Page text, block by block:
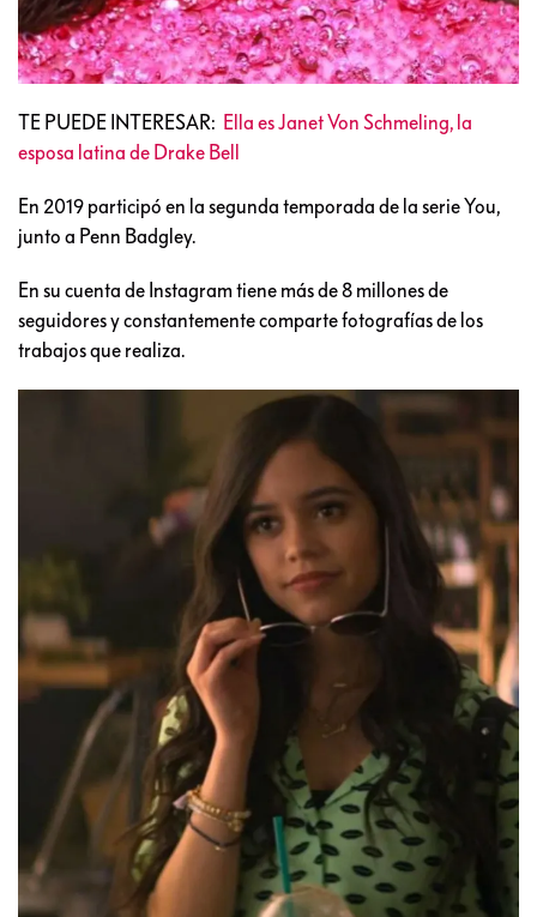
TE PUEDE INTERESAR: Ella es Janet Von Schmeling, la
esposa latina de Drake Bell
En 2019 participó en la segunda temporada de la serie You,
junto a Penn Badgley.
En su cuenta de Instagram tiene más de 8 millones de
seguidores y constantemente comparte fotografías de los
trabajos que realiza.